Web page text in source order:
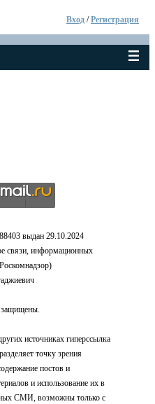
Вход /Регистрация
выдан 29.10.2024
связи, информационных
источниках гиперссылка
точку зрения
постов и
и использование их в
СМИ, возможны только с